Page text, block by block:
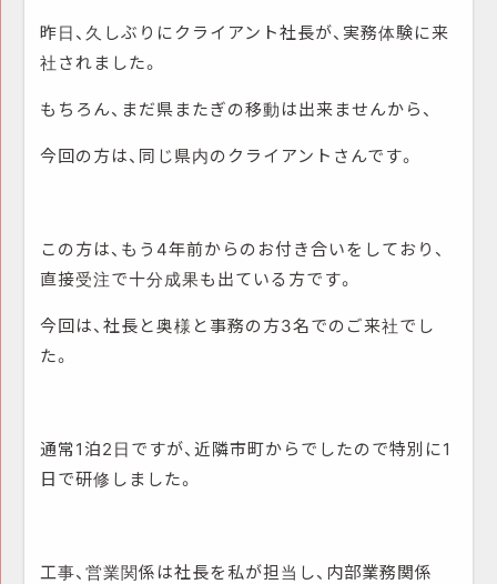
昨日、久しぶりにクライアント社長が、実務体験に来
社されました。
もちろん、まだ県またぎの移動は出来ませんから、
今回の方は、同じ県内のクライアントさんです。
この方は、もう4年前からのお付き合いをしており、
直接受注で十分成果も出ている方です。
今回は、社長と奥様と事務の方3名でのご来社でし
た。
通常1泊2日ですが、近隣市町からでしたので特別に1
日で研修しました。
工事、営業関係は社長を私が担当し、内部業務関係